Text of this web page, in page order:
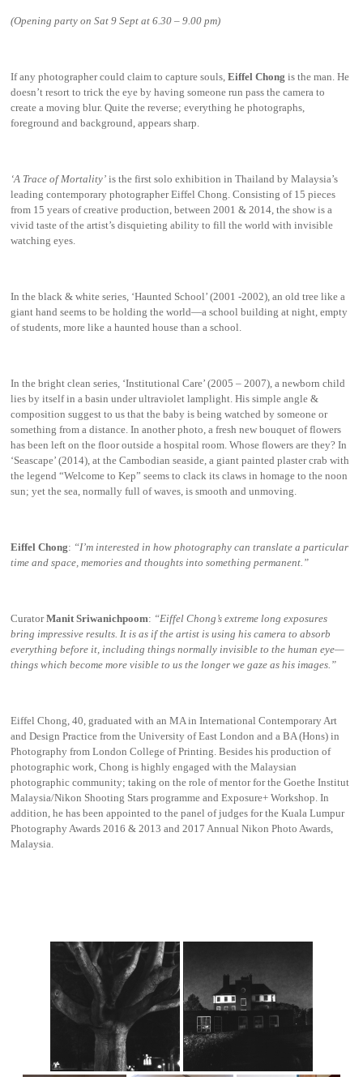
(Opening party on Sat 9 Sept at 6.30 – 9.00 pm)
If any photographer could claim to capture souls,Eiffel Chong is the man. He
doesn’t resort to trick the eye by having someone run pass the camera to
create a moving blur. Quite the reverse; everything he photographs,
foreground and background, appears sharp.
‘A Trace of Mortality’ is the first solo exhibition in Thailand by Malaysia’s
leading contemporary photographer Eiffel Chong. Consisting of 15 pieces
from 15 years of creative production, between 2001 & 2014, the show is a
vivid taste of the artist’s disquieting ability to fill the world with invisible
watching eyes.
In the black & white series, ‘Haunted School’ (2001 -2002), an old tree like a
giant hand seems to be holding the world—a school building at night, empty
of students, more like a haunted house than a school.
In the bright clean series, ‘Institutional Care’ (2005 – 2007), a newborn child
lies by itself in a basin under ultraviolet lamplight. His simple angle &
composition suggest to us that the baby is being watched by someone or
something from a distance. In another photo, a fresh new bouquet of flowers
has been left on the floor outside a hospital room. Whose flowers are they? In
‘Seascape’ (2014), at the Cambodian seaside, a giant painted plaster crab with
the legend “Welcome to Kep” seems to clack its claws in homage to the noon
sun; yet the sea, normally full of waves, is smooth and unmoving.
Eiffel Chong: “I’m interested in how photography can translate a particular
time and space, memories and thoughts into something permanent.”
CuratorManit Sriwanichpoom: “Eiffel Chong’s extreme long exposures
bring impressive results. It is as if the artist is using his camera to absorb
everything before it, including things normally invisible to the human eye—
things which become more visible to us the longer we gaze as his images.”
Eiffel Chong, 40, graduated with an MA in International Contemporary Art
and Design Practice from the University of East London and a BA (Hons) in
Photography from London College of Printing. Besides his production of
photographic work, Chong is highly engaged with the Malaysian
photographic community; taking on the role of mentor for the Goethe Institut
Malaysia/Nikon Shooting Stars programme and Exposure+ Workshop. In
addition, he has been appointed to the panel of judges for the Kuala Lumpur
Photography Awards 2016 & 2013 and 2017 Annual Nikon Photo Awards,
Malaysia.